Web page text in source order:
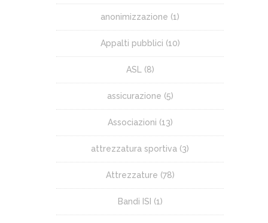
anonimizzazione (1)
Appalti pubblici (10)
ASL (8)
assicurazione (5)
Associazioni (13)
attrezzatura sportiva (3)
Attrezzature (78)
Bandi ISI (1)